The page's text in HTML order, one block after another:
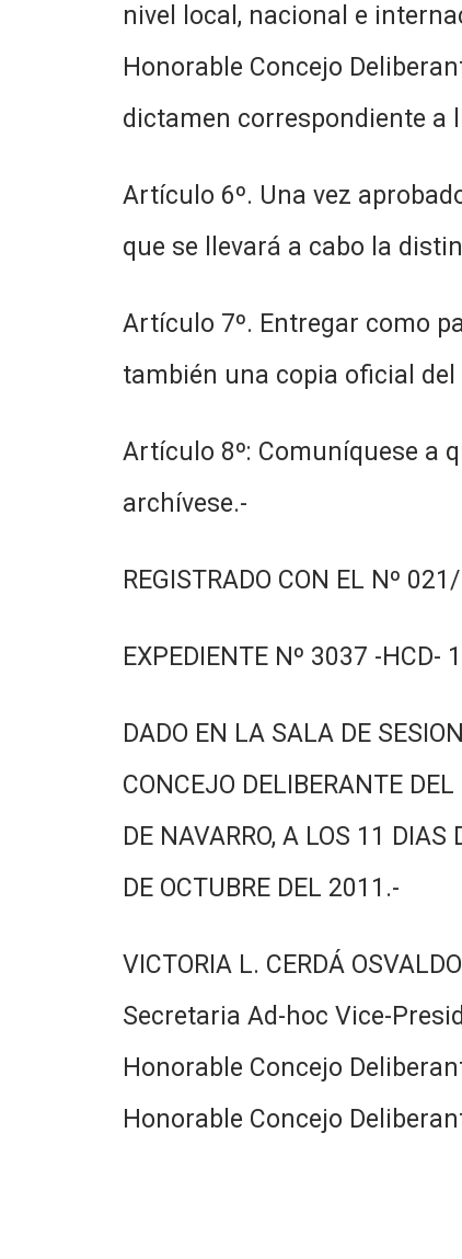
nivel local, nacional e
Honorable Concejo
dictamen correspondiente a
Artículo 6º. Una vez
que se llevará a cabo la
Artículo 7º. Entregar como
también una copia oficial del
Artículo 8º: Comuníquese a
archívese.-
REGISTRADO CON EL Nº
EXPEDIENTE Nº 3037 -HCD-
DADO EN LA SALA DE
CONCEJO DELIBERANTE DEL
DE NAVARRO, A LOS 11 DIAS
DE OCTUBRE DEL 2011.-
VICTORIA L. CERDÁ
Secretaria Ad-hoc Vice-
Honorable Concejo
Honorable Concejo